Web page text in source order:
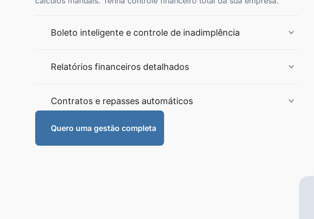
Boleto inteligente e controle de inadimplência
Relatórios financeiros detalhados
Contratos e repasses automáticos
Quero uma gestão completa